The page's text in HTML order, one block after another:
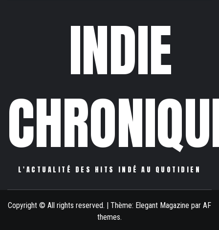
INDIE
L'ACTUALITÉ DES HITS INDÉ AU QUOTIDIEN
Copyright © All rights reserved. | Thème: Elegant Magazine par AF
themes.